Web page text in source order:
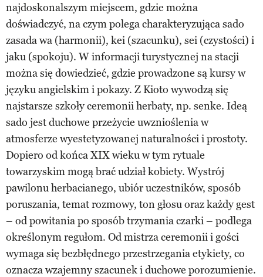
najdoskonalszym miejscem, gdzie można
doświadczyć, na czym polega charakteryzująca sado
zasada wa (harmonii), kei (szacunku), sei (czystości) i
jaku (spokoju). W informacji turystycznej na stacji
można się dowiedzieć, gdzie prowadzone są kursy w
języku angielskim i pokazy. Z Kioto wywodzą się
najstarsze szkoły ceremonii herbaty, np. senke. Ideą
sado jest duchowe przeżycie uwznioślenia w
atmosferze wyestetyzowanej naturalności i prostoty.
Dopiero od końca XIX wieku w tym rytuale
towarzyskim mogą brać udział kobiety. Wystrój
pawilonu herbacianego, ubiór uczestników, sposób
poruszania, temat rozmowy, ton głosu oraz każdy gest
– od powitania po sposób trzymania czarki – podlega
określonym regułom. Od mistrza ceremonii i gości
wymaga się bezbłędnego przestrzegania etykiety, co
oznacza wzajemny szacunek i duchowe porozumienie.